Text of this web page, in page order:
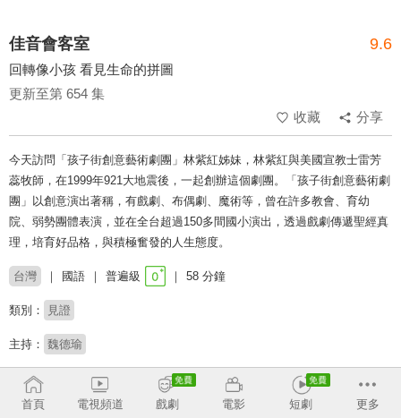
佳音會客室 9.6
回轉像小孩 看見生命的拼圖
更新至第 654 集
收藏
分享
今天訪問「孩子街創意藝術劇團」林紫紅姊妹，林紫紅與美國宣教士雷芳
蕊牧師，在1999年921大地震後，一起創辦這個劇團。「孩子街創意藝術劇
團」以創意演出著稱，有戲劇、布偶劇、魔術等，曾在許多教會、育幼
院、弱勢團體表演，並在全台超過150多間國小演出，透過戲劇傳遞聖經真
理，培育好品格，與積極奮發的人生態度。
台灣 國語 普遍級 58 分鐘
類別： 見證
主持： 魏德瑜
收回
首頁
電視頻道 戲劇 電影 短劇 更多